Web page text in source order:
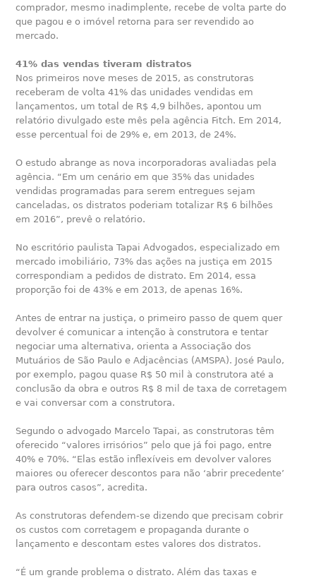
comprador, mesmo inadimplente, recebe de volta parte do
que pagou e o imóvel retorna para ser revendido ao
mercado.
41% das vendas tiveram distratos
Nos primeiros nove meses de 2015, as construtoras
receberam de volta 41% das unidades vendidas em
lançamentos, um total de R$ 4,9 bilhões, apontou um
relatório divulgado este mês pela agência Fitch. Em 2014,
esse percentual foi de 29% e, em 2013, de 24%.
O estudo abrange as nova incorporadoras avaliadas pela
agência. “Em um cenário em que 35% das unidades
vendidas programadas para serem entregues sejam
canceladas, os distratos poderiam totalizar R$ 6 bilhões
em 2016”, prevê o relatório.
No escritório paulista Tapai Advogados, especializado em
mercado imobiliário, 73% das ações na justiça em 2015
correspondiam a pedidos de distrato. Em 2014, essa
proporção foi de 43% e em 2013, de apenas 16%.
Antes de entrar na justiça, o primeiro passo de quem quer
devolver é comunicar a intenção à construtora e tentar
negociar uma alternativa, orienta a Associação dos
Mutuários de São Paulo e Adjacências (AMSPA). José Paulo,
por exemplo, pagou quase R$ 50 mil à construtora até a
conclusão da obra e outros R$ 8 mil de taxa de corretagem
e vai conversar com a construtora.
Segundo o advogado Marcelo Tapai, as construtoras têm
oferecido “valores irrisórios” pelo que já foi pago, entre
40% e 70%. “Elas estão inflexíveis em devolver valores
maiores ou oferecer descontos para não ‘abrir precedente’
para outros casos”, acredita.
As construtoras defendem-se dizendo que precisam cobrir
os custos com corretagem e propaganda durante o
lançamento e descontam estes valores dos distratos.
“É um grande problema o distrato. Além das taxas e